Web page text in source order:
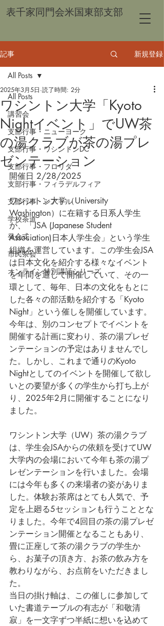
表千家同門会米国東部支部
記事 新規登録
All Posts
講習会
支部行事・ニューヨーク
支部行事・ワシントンDC
支部行事・フロリダ
支部行事・フィラデルフィア
支部行事・シアトル
学校茶道
発会式
市民茶会
オンライン特別講話シリーズ
All Posts
ワシントン大学「Kyoto
Nightイベント」でUW茶
の湯クラブが茶の湯プレ
ゼンテーション
2025年3月5日 読了時間: 2分
開催日 2/28/2025
ワシントン大学（University
Washington）に在籍する日系人学生
が、「JSA (Japanese Student
Association)日本人学生会」という学生
組織を運営しています。この学生会JSA
は日本文化を紹介する様々なイベント
を年間を通して開催していて、その一
環として、毎年、日本の文化をもとに
した各々の部活動を紹介する「Kyoto
Night」という催しを開催しています。
今年は、別のコンセプトでイベントを
開催する計画に変わり、茶の湯プレゼ
ンテーションの予定はありませんでし
た。しかし、これまで通りのKyoto
Nightとしてのイベントを開催して欲し
いとの要望が多くの学生から打ち上が
り、2025年2月に開催することになり
ました。
ワシントン大学（UW）茶の湯クラブ
は、学生会JSAからの依頼を受けてUW
大学内の会場において今年も茶の湯プ
レゼンテーションを行いました。会場
には今年も多くの来場者の姿がありま
した。体験お茶席はとても人気で、予
定を上廻る5セッションも行うこととな
りました。今年で4回目の茶の湯プレゼ
ンテーション開催となることもあり、
畳に正座して茶の湯クラブの学生か
ら、お菓子の頂き方、お茶の飲み方を
教わりながら、お点前をいただきまし
た。
当日の掛け軸は、この催しに参加して
いた書道テーブルの有志が「和敬清
寂」を一文字ずつ半紙に想いを込めて